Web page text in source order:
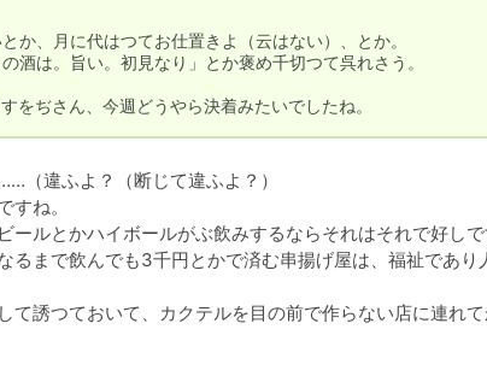
か、月に代はつてお仕置きよ（云はない）、とか。
酒は。旨い。初見なり」とか褒め千切つて呉れさう。
をぢさん、今週どうやら決着みたいでしたね。
（違ふよ？（断じて違ふよ？）
すね。
ールとかハイボールがぶ飲みするならそれはそれで好しで
るまで飲んでも3千円とかで済む串揚げ屋は、福祉であり
て誘つておいて、カクテルを目の前で作らない店に連れ